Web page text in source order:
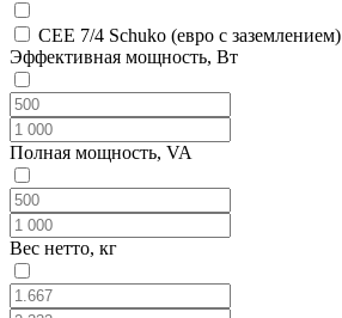
CEE 7/4 Schuko (евро с заземлением)
Эффективная мощность, Вт
Полная мощность, VA
Вес нетто, кг